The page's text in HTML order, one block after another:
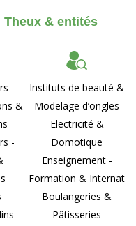
Theux & entités
-
&
-
Instituts de beauté &
Modelage d’ongles
Electricité &
Domotique
Enseignement -
Formation & Internat
Boulangeries &
Pâtisseries